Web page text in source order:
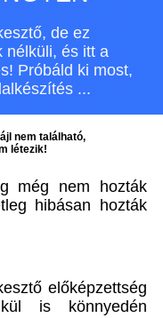
de ez
nélküli, és itt a
Próbáld ki most,
...
nem található,
létezik!
még nem hozták
hibásan hozták
előképzettség
is könnyedén